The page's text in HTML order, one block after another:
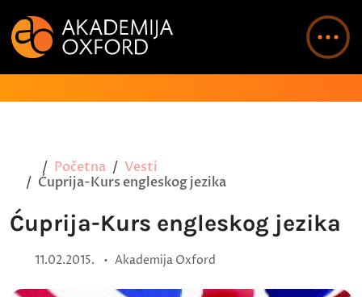
Početna
Vesti
Ćuprija-Kurs engleskog jezika
Ćuprija-Kurs engleskog jezika
11.02.2015. • Akademija Oxford